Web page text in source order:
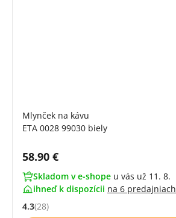
Mlynček na kávu
ETA 0028 99030 biely
Cena s DPH:
58.90 €
Skladom v e-shope u vás už 11. 8.
ihneď k dispozícii na 6 predajniach
Hodnocení: 4.3 z 5 (28 recenzí)
4.3(28)